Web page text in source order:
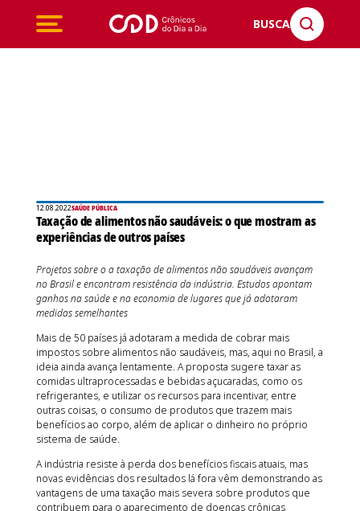
BUSCA
12.08.2022SAÚDE PÚBLICA
Taxação de alimentos não saudáveis: o que mostram as
experiências de outros países
Projetos sobre o a taxação de alimentos não saudáveis avançam
no Brasil e encontram resistência da indústria. Estudos apontam
ganhos na saúde e na economia de lugares que já adotaram
medidas semelhantes
Mais de 50 países já adotaram a medida de cobrar mais
impostos sobre alimentos não saudáveis, mas, aqui no Brasil, a
ideia ainda avança lentamente. A proposta sugere taxar as
comidas ultraprocessadas e bebidas açucaradas, como os
refrigerantes, e utilizar os recursos para incentivar, entre
outras coisas, o consumo de produtos que trazem mais
benefícios ao corpo, além de aplicar o dinheiro no próprio
sistema de saúde.
A indústria resiste à perda dos benefícios fiscais atuais, mas
novas evidências dos resultados lá fora vêm demonstrando as
vantagens de uma taxação mais severa sobre produtos que
contribuem para o aparecimento de doenças crônicas